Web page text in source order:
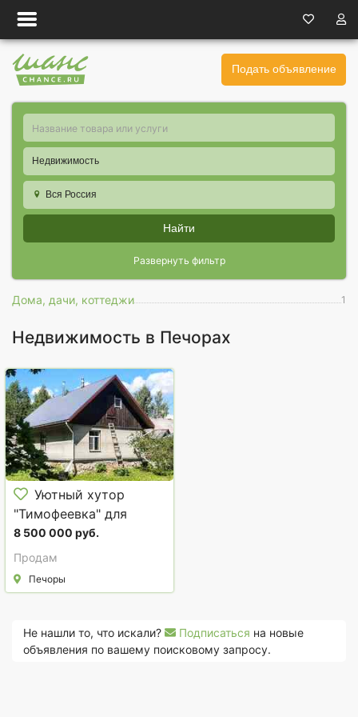
Подать объявление
Недвижимость
Вся Россия
Найти
Развернуть фильтр
Дома, дачи, коттеджи 1
Недвижимость в Печорах
Уютный хутор
"Тимофеевка" для
бизнеса и проживания
под Псковскими
Печорами
8 500 000 руб.
Продам
Печоры
Не нашли то, что искали? Подписаться на новые
объявления по вашему поисковому запросу.